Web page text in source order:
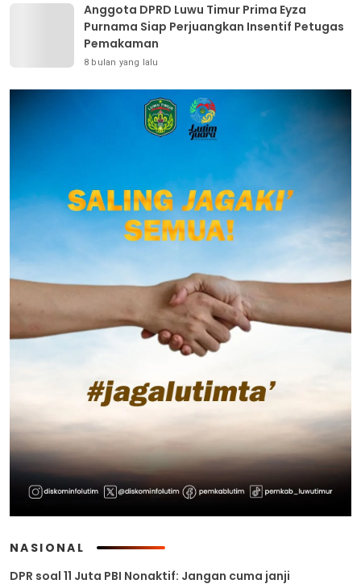
Anggota DPRD Luwu Timur Prima Eyza
Purnama Siap Perjuangkan Insentif Petugas
Pemakaman
8 bulan yang lalu
NASIONAL
DPR soal 11 Juta PBI Nonaktif: Jangan cuma janji